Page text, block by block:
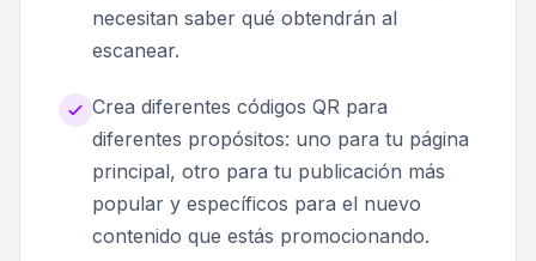
necesitan saber qué obtendrán al
escanear.
Crea diferentes códigos QR para
diferentes propósitos: uno para tu página
principal, otro para tu publicación más
popular y específicos para el nuevo
contenido que estás promocionando.